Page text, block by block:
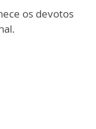
os devotos